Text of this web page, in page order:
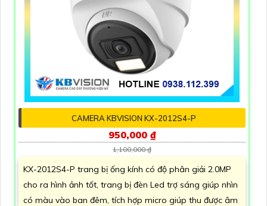
CAMERA KBVISION KX-2012S4-P
950,000 ₫
1,100,000 ₫
KX-2012S4-P trang bị ống kính có độ phân giải 2.0MP
cho ra hình ảnh tốt, trang bị đèn Led trợ sáng giúp nhìn
có màu vào ban đêm, tích hợp micro giúp thu được âm